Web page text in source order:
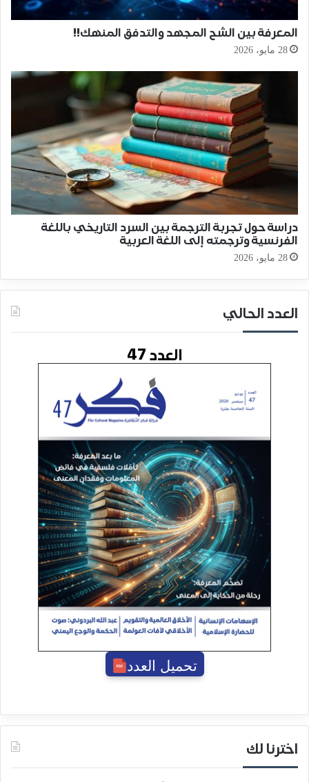
المعرفة بين الشح المجهد والتدفق المنهك!!
28 مايو، 2026
دراسة حول تجربة الترجمة بين السرد التاريخي باللغة
الفرنسية وترجمته إلى اللغة العربية
28 مايو، 2026
العدد الحالي
العدد 47
تحميل العدد
اخترنا لك